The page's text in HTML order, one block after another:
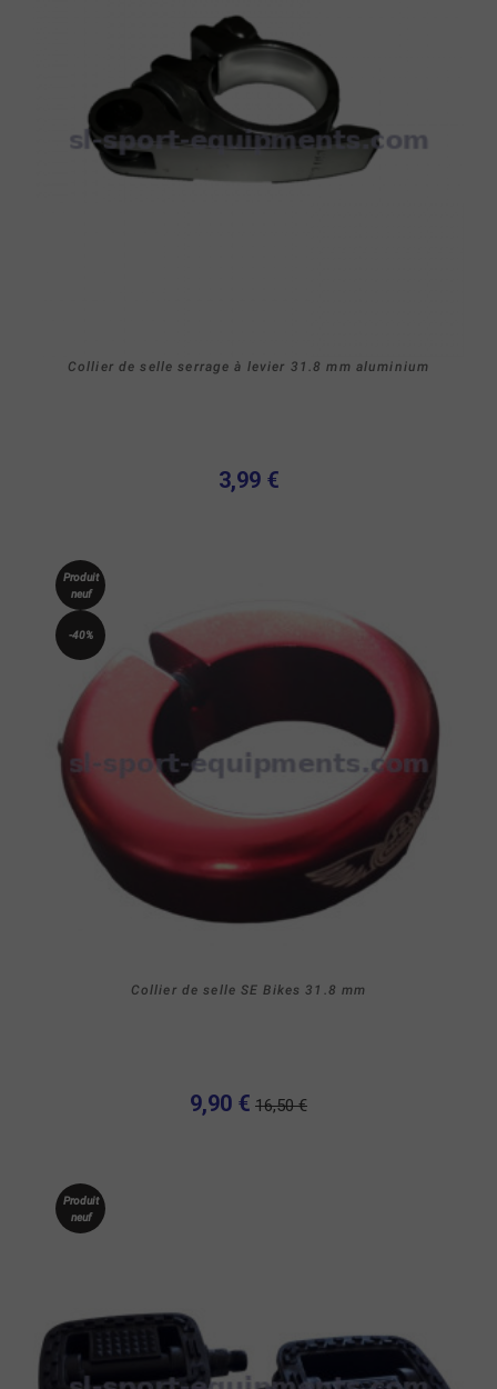
Collier de selle serrage à levier 31.8 mm aluminium
3,99 €
Produit
neuf
-40%
Collier de selle SE Bikes 31.8 mm
9,90 € 16,50 €
Produit
neuf